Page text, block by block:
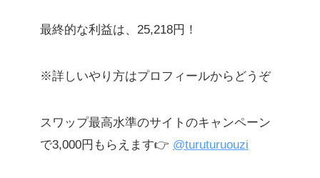
最終的な利益は、25,218円！
※詳しいやり方はプロフィールからどうぞ
スワップ最高水準のサイトのキャンペーン
で3,000円もらえます👉 @turuturuouzi